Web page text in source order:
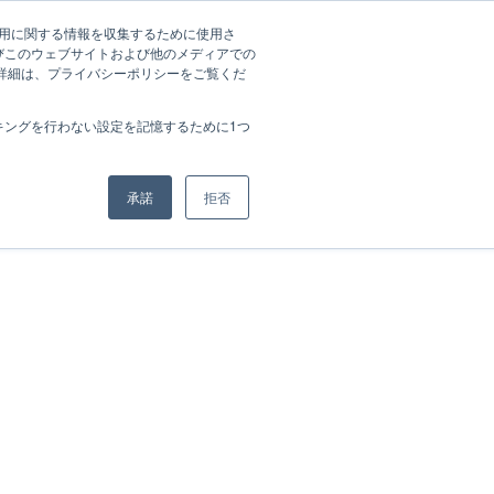
に関する情報を収集するために使用さ
のウェブサイトおよび他のメディアでの
は、プライバシーポリシーをご覧くだ
グを行わない設定を記憶するために1つ
承諾 拒否
ウハウ資料一覧会社概要 資料ダウンロード